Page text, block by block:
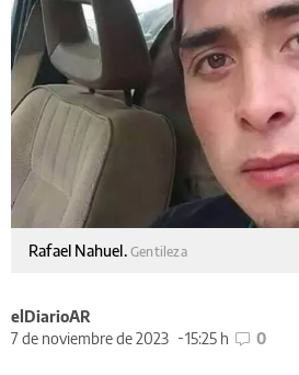
Rafael Nahuel. Gentileza
elDiarioAR
7 de noviembre de 2023
15:25 h 0